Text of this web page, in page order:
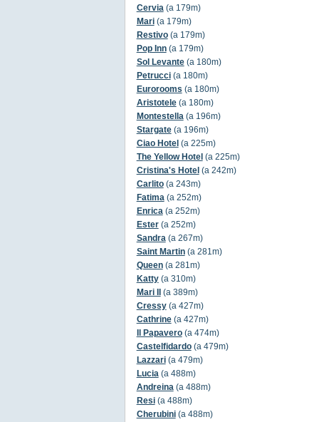
Cervia(a 179m)
Mari(a 179m)
Restivo(a 179m)
Pop Inn(a 179m)
Sol Levante(a 180m)
Petrucci(a 180m)
Eurorooms (a 180m)
Aristotele(a 180m)
Montestella(a 196m)
Stargate(a 196m)
Ciao Hotel (a 225m)
The Yellow Hotel (a 225m)
Cristina's Hotel (a 242m)
Carlito(a 243m)
Fatima(a 252m)
Enrica(a 252m)
Ester(a 252m)
Sandra(a 267m)
Saint Martin(a 281m)
Queen(a 281m)
Katty(a 310m)
Mari II
(a 389m)
Cressy(a 427m)
Cathrine(a 427m)
Il Papavero(a 474m)
Castelfidardo(a 479m)
Lazzari(a 479m)
Lucia(a 488m)
Andreina(a 488m)
Resi(a 488m)
Cherubini(a 488m)